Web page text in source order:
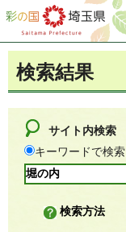
彩の国 埼玉県
検索結果
サイト内検索
キーワードで検索
検索方法